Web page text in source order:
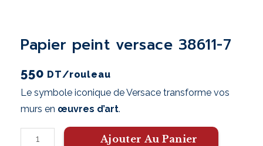
papier peint versace 38611-7
550 DT/rouleau
Le symbole iconique de Versace transforme vos
murs en œuvres d’art.
Ajouter Au Panier